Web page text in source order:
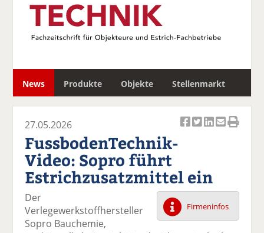
News Produkte Objekte Stellenmarkt
c
el
a
uf
F
ac
el
t
wi
tt
er
el
a
uf
Li
n
er
E
m
ck
e
27.05.2026
FussbodenTechnik-
Video: Sopro führt
Estrichzusatzmittel ein
Firmeninfos
Der
Verlegewerkstoffhersteller
Sopro Bauchemie,